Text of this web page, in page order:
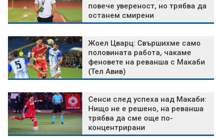
повече увереност, но трябва да
останем смирени
Жоел Цварц: Свършихме само
половината работа, чакаме
феновете на реванша с Макаби
(Тел Авив)
Сенси след успеха над Макаби:
Нищо не е решено, на реванша
трябва да сме още по-
концентрирани